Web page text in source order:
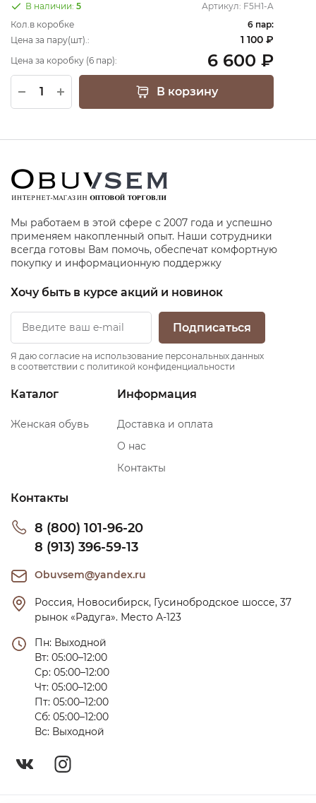
В наличии: 5 Артикул: F5H1-A
Кол.в коробке
6 пар:
Цена за пару(шт).:
1 100 ₽
Цена за коробку (6 пар): 6 600 ₽
В корзину
Мы работаем в этой сфере с 2007 года и успешно
применяем накопленный опыт. Наши сотрудники
всегда готовы Вам помочь, обеспечат комфортную
покупку и информационную поддержку
Хочу быть в курсе акций и новинок
Подписаться
Я даю согласие на использование персональных данных
в соответствии с политикой конфиденциальности
Каталог
Женская обувь
Информация
Доставка и оплата
О нас
Контакты
Контакты
8 (800) 101-96-20
8 (913) 396-59-13
Obuvsem@yandex.ru
Россия, Новосибирск, Гусинобродское шоссе, 37
рынок «Радуга». Место А-123
Пн: Выходной
Вт: 05:00–12:00
Ср: 05:00–12:00
Чт: 05:00–12:00
Пт: 05:00–12:00
Сб: 05:00–12:00
Вс: Выходной